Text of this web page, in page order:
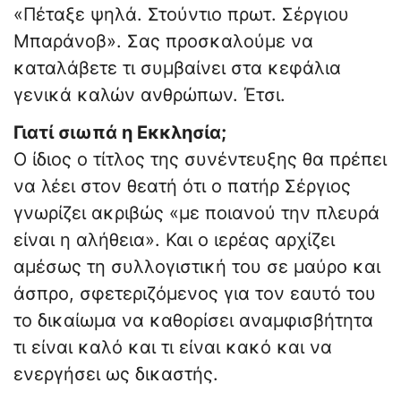
«Πέταξε ψηλά. Στούντιο πρωτ. Σέργιου
Μπαράνοβ». Σας προσκαλούμε να
καταλάβετε τι συμβαίνει στα κεφάλια
γενικά καλών ανθρώπων. Έτσι.
Γιατί σιωπά η Εκκλησία;
Ο ίδιος ο τίτλος της συνέντευξης θα πρέπει
να λέει στον θεατή ότι ο πατήρ Σέργιος
γνωρίζει ακριβώς «με ποιανού την πλευρά
είναι η αλήθεια». Και ο ιερέας αρχίζει
αμέσως τη συλλογιστική του σε μαύρο και
άσπρο, σφετεριζόμενος για τον εαυτό του
το δικαίωμα να καθορίσει αναμφισβήτητα
τι είναι καλό και τι είναι κακό και να
ενεργήσει ως δικαστής.